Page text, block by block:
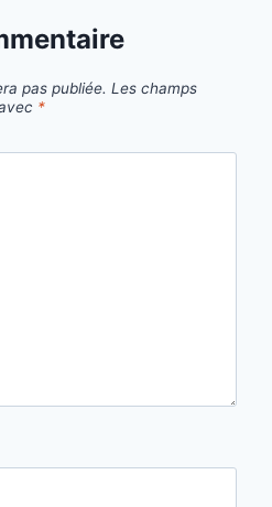
pas publiée. Les champs
*